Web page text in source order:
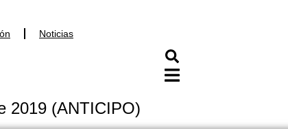
Noticias
2019 (ANTICIPO)